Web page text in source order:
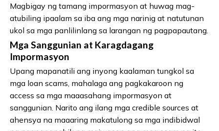
Magbigay ng tamang impormasyon at huwag mag-
atubiling ipaalam sa iba ang mga narinig at natutunan
ukol sa mga panlilinlang sa larangan ng pagpapautang.
Mga Sanggunian at Karagdagang
Impormasyon
Upang mapanatili ang inyong kaalaman tungkol sa
mga loan scams, mahalaga ang pagkakaroon ng
access sa mga maaasahang impormasyon at
sanggunian. Narito ang ilang mga credible sources at
ahensya na maaaring makatulong sa mga indibidwal